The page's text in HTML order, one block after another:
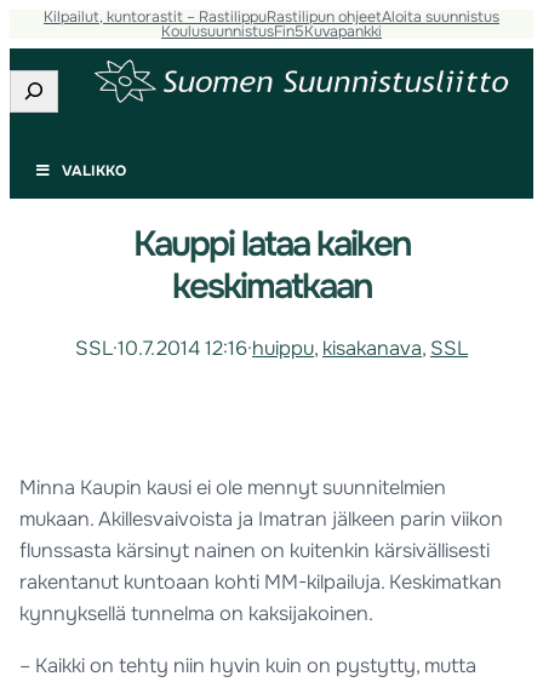
Kilpailut, kuntorastit – RastilippuRastilipun ohjeetAloita suunnistus
KoulusuunnistusFin5Kuvapankki
Etsi
VALIKKO
Kauppi lataa kaiken
keskimatkaan
SSL·10.7.2014 12:16·huippu, kisakanava, SSL
Minna Kaupin kausi ei ole mennyt suunnitelmien
mukaan. Akillesvaivoista ja Imatran jälkeen parin viikon
flunssasta kärsinyt nainen on kuitenkin kärsivällisesti
rakentanut kuntoaan kohti MM-kilpailuja. Keskimatkan
kynnyksellä tunnelma on kaksijakoinen.
– Kaikki on tehty niin hyvin kuin on pystytty, mutta